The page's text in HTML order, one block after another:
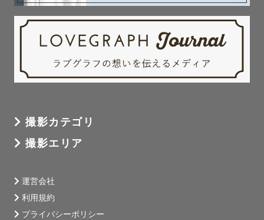
撮影カテゴリ
撮影エリア
運営会社
利用規約
プライバシーポリシー